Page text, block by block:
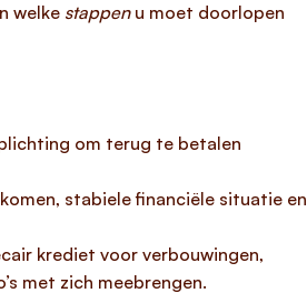
welke stappenu moet doorlopen
om terug te betalen
stabiele financiële situatie en
krediet voor verbouwingen,
met zich meebrengen.